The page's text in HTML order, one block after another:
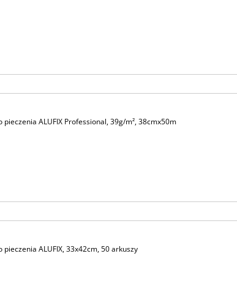
pieczenia ALUFIX Professional, 39g/m², 38cmx50m
pieczenia ALUFIX, 33x42cm, 50 arkuszy